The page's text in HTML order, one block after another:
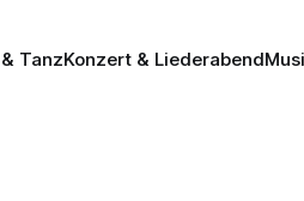
TanzKonzert & Liederabend